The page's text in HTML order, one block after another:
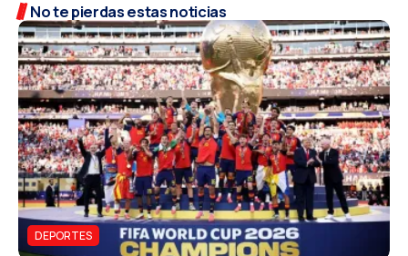
No te pierdas estas noticias
DEPORTES